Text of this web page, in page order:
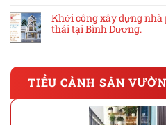
Khởi công xây dựng
thái tại Bình Dương.
TIỂU CẢNH SÂN